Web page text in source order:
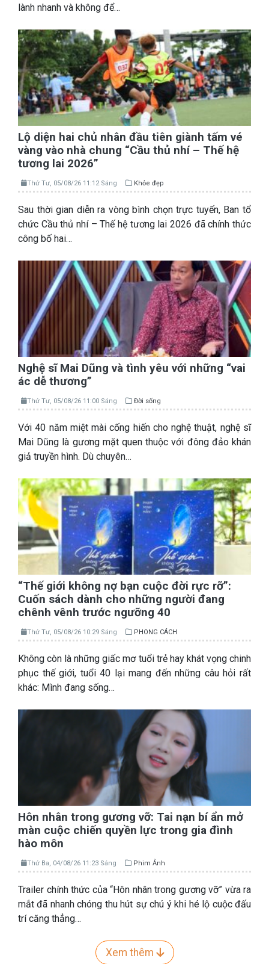
lành nhanh và không để…
Lộ diện hai chủ nhân đầu tiên giành tấm vé
vàng vào nhà chung “Cầu thủ nhí – Thế hệ
tương lai 2026”
Thứ Tư, 05/08/26 11:12 Sáng Khỏe đẹp
Sau thời gian diễn ra vòng bình chọn trực tuyến, Ban tổ
chức Cầu thủ nhí – Thế hệ tương lai 2026 đã chính thức
công bố hai…
Nghệ sĩ Mai Dũng và tình yêu với những “vai
ác dễ thương”
Thứ Tư, 05/08/26 11:00 Sáng Đời sống
Với 40 năm miệt mài cống hiến cho nghệ thuật, nghệ sĩ
Mai Dũng là gương mặt quen thuộc với đông đảo khán
giả truyền hình. Dù chuyên…
“Thế giới không nợ bạn cuộc đời rực rỡ”:
Cuốn sách dành cho những người đang
chênh vênh trước ngưỡng 40
Thứ Tư, 05/08/26 10:29 Sáng PHONG CÁCH
Không còn là những giấc mơ tuổi trẻ hay khát vọng chinh
phục thế giới, tuổi 40 lại mang đến những câu hỏi rất
khác: Mình đang sống…
Hôn nhân trong gương vỡ: Tai nạn bí ẩn mở
màn cuộc chiến quyền lực trong gia đình
hào môn
Thứ Ba, 04/08/26 11:23 Sáng Phim Ảnh
Trailer chính thức của “Hôn nhân trong gương vỡ” vừa ra
mắt đã nhanh chóng thu hút sự chú ý khi hé lộ cuộc đấu
trí căng thẳng…
Xem thêm